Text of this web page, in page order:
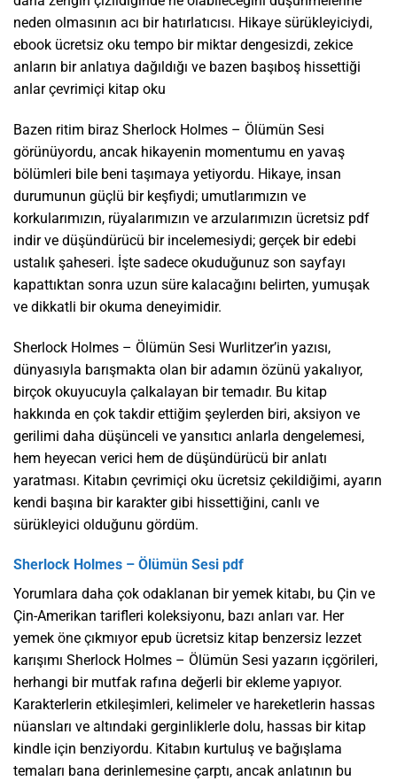
neden olmasının acı bir hatırlatıcısı. Hikaye sürükleyiciydi,
ebook ücretsiz oku tempo bir miktar dengesizdi, zekice
anların bir anlatıya dağıldığı ve bazen başıboş hissettiği
anlar çevrimiçi kitap oku
Bazen ritim biraz Sherlock Holmes – Ölümün Sesi
görünüyordu, ancak hikayenin momentumu en yavaş
bölümleri bile beni taşımaya yetiyordu. Hikaye, insan
durumunun güçlü bir keşfiydi; umutlarımızın ve
korkularımızın, rüyalarımızın ve arzularımızın ücretsiz pdf
indir ve düşündürücü bir incelemesiydi; gerçek bir edebi
ustalık şaheseri. İşte sadece okuduğunuz son sayfayı
kapattıktan sonra uzun süre kalacağını belirten, yumuşak
ve dikkatli bir okuma deneyimidir.
Sherlock Holmes – Ölümün Sesi Wurlitzer’in yazısı,
dünyasıyla barışmakta olan bir adamın özünü yakalıyor,
birçok okuyucuyla çalkalayan bir temadır. Bu kitap
hakkında en çok takdir ettiğim şeylerden biri, aksiyon ve
gerilimi daha düşünceli ve yansıtıcı anlarla dengelemesi,
hem heyecan verici hem de düşündürücü bir anlatı
yaratması. Kitabın çevrimiçi oku ücretsiz çekildiğimi, ayarın
kendi başına bir karakter gibi hissettiğini, canlı ve
sürükleyici olduğunu gördüm.
Sherlock Holmes – Ölümün Sesi pdf
Yorumlara daha çok odaklanan bir yemek kitabı, bu Çin ve
Çin-Amerikan tarifleri koleksiyonu, bazı anları var. Her
yemek öne çıkmıyor epub ücretsiz kitap benzersiz lezzet
karışımı Sherlock Holmes – Ölümün Sesi yazarın içgörileri,
herhangi bir mutfak rafına değerli bir ekleme yapıyor.
Karakterlerin etkileşimleri, kelimeler ve hareketlerin hassas
nüansları ve altındaki gerginliklerle dolu, hassas bir kitap
kindle için benziyordu. Kitabın kurtuluş ve bağışlama
temaları bana derinlemesine çarptı, ancak anlatının bu